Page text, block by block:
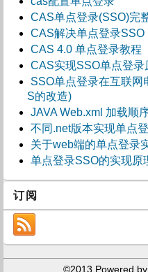
CAS单点登录(SSO)完
CAS解决单点登录SSO
CAS 4.0 单点登录教程
CAS实现SSO单点登录
SSO单点登录在互联
S的改造)
JAVA Web.xml 加载顺
不同.net版本实现单点
关于web端的单点登录
单点登录SSO的实现原
订阅
©2013 Powered by